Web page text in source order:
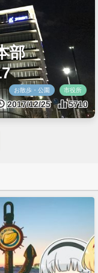
部
お散歩・公園 市役所
2017/12/25 5710